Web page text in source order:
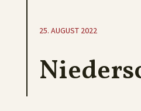
25. AUGUST 2022